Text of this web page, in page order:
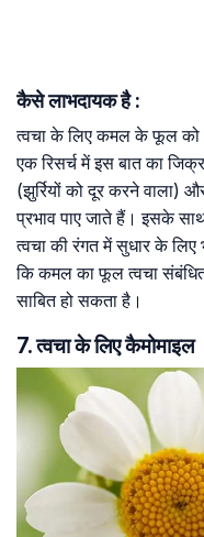
कैसे लाभदायक है :
त्वचा के लिए कमल के फूल को
एक रिसर्च में इस बात का
(झुर्रियों को दूर करने वाला)
प्रभाव पाए जाते हैं। इसके
त्वचा की रंगत में सुधार के लिए
कि कमल का फूल त्वचा
साबित हो सकता है।
7. त्वचा के लिए कैमोमाइल